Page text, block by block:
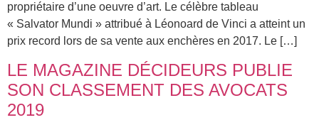
propriétaire d’une oeuvre d’art. Le célèbre tableau
« Salvator Mundi » attribué à Léonoard de Vinci a atteint un
prix record lors de sa vente aux enchères en 2017. Le […]
LE MAGAZINE DÉCIDEURS PUBLIE
SON CLASSEMENT DES AVOCATS
2019